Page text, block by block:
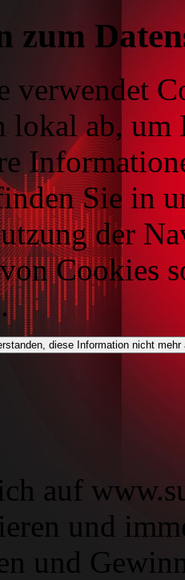
zum
verwendet
lokal ab, um
Sie in
der
Cookies
diese Information nicht mehr
auf
und
und